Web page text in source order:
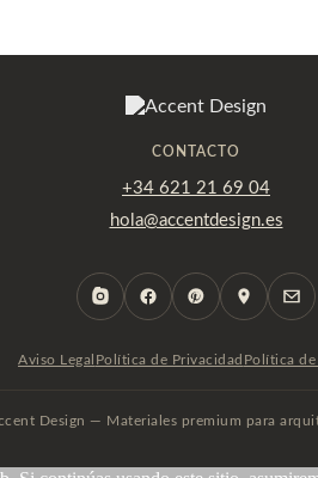
CONTACTO
+34 621 21 69 04
hola@accentdesign.es
Aviso Legal Política de Privacidad Política
Design — Materiales premium para